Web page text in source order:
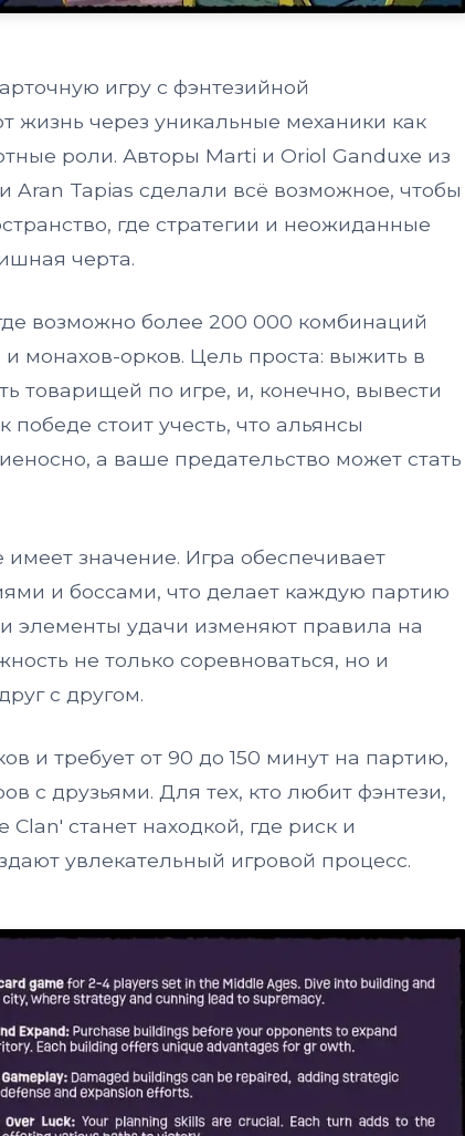
игру с фэнтезийной
жизнь через уникальные механики как
роли. Авторы Marti и Oriol Ganduxe из
Aran Tapias сделали всё возможное, чтобы
где стратегии и неожиданные
черта.
возможно более 200 000 комбинаций
монахов-орков. Цель проста: выжить в
товарищей по игре, и, конечно, вывести
стоит учесть, что альянсы
а ваше предательство может стать
значение. Игра обеспечивает
и боссами, что делает каждую партию
элементы удачи изменяют правила на
не только соревноваться, но и
с другом.
и требует от 90 до 150 минут на партию,
с друзьями. Для тех, кто любит фэнтези,
станет находкой, где риск и
увлекательный игровой процесс.